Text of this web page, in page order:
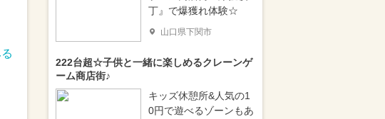
丁』で爆獲れ体験☆
山口県下関市
222台超☆子供と一緒に楽しめるクレーンゲ
ーム商店街♪
キッズ休憩所&人気の1
0円で遊べるゾーンもあ